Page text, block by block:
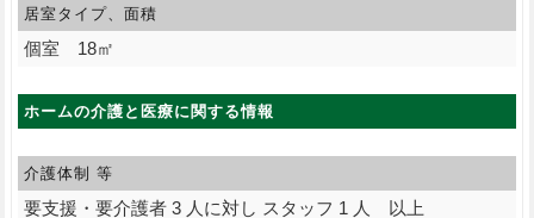
居室タイプ、面積
個室 18㎡
ホームの介護と医療に関する情報
介護体制 等
要支援・要介護者 3 人に対し スタッフ 1 人 以上